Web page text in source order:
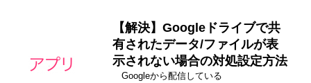
【解決】Googleドライブで共
有されたデータ/ファイルが表
示されない場合の対処設定方法
Googleから配信している